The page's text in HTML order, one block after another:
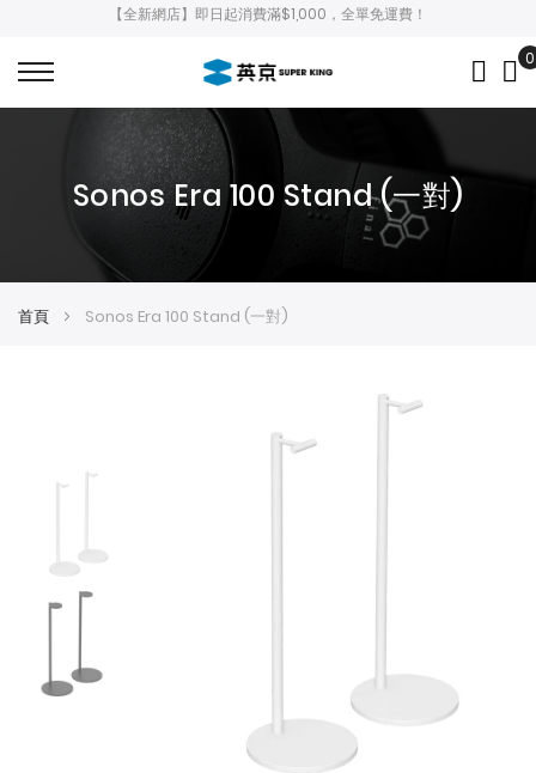
【全新網店】即日起消費滿$1,000，全單免運費！
0
Sonos Era 100 Stand (一對)
首頁 Sonos Era 100 Stand (一對)
images
gallery
beginning
images
gallery